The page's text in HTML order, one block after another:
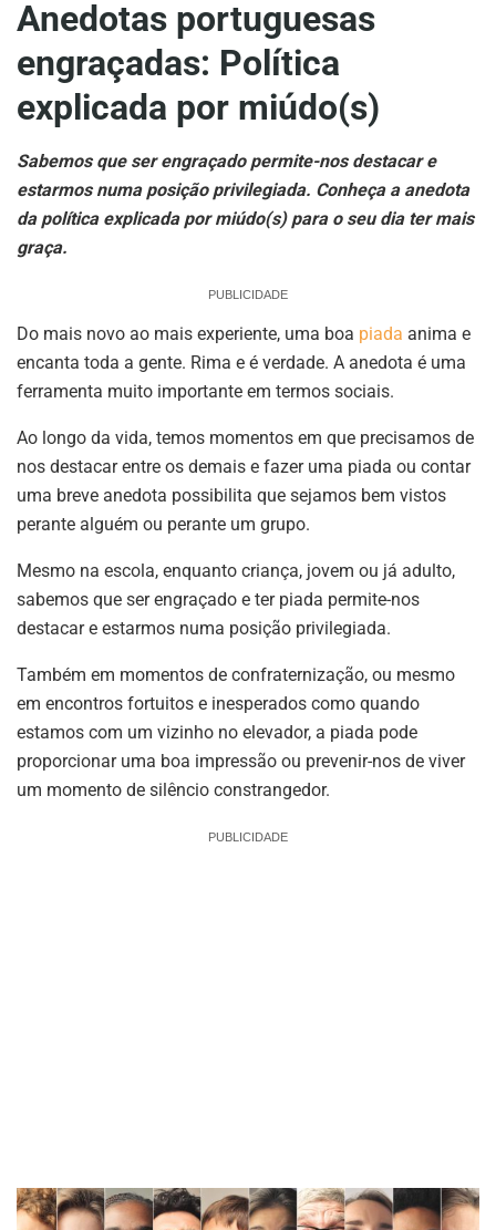
Anedotas portuguesas
engraçadas: Política
explicada por miúdo(s)
Sabemos que ser engraçado permite-nos destacar e
estarmos numa posição privilegiada. Conheça a anedota
da política explicada por miúdo(s) para o seu dia ter mais
graça.
PUBLICIDADE
Do mais novo ao mais experiente, uma boa piada anima e
encanta toda a gente. Rima e é verdade. A anedota é uma
ferramenta muito importante em termos sociais.
Ao longo da vida, temos momentos em que precisamos de
nos destacar entre os demais e fazer uma piada ou contar
uma breve anedota possibilita que sejamos bem vistos
perante alguém ou perante um grupo.
Mesmo na escola, enquanto criança, jovem ou já adulto,
sabemos que ser engraçado e ter piada permite-nos
destacar e estarmos numa posição privilegiada.
Também em momentos de confraternização, ou mesmo
em encontros fortuitos e inesperados como quando
estamos com um vizinho no elevador, a piada pode
proporcionar uma boa impressão ou prevenir-nos de viver
um momento de silêncio constrangedor.
PUBLICIDADE